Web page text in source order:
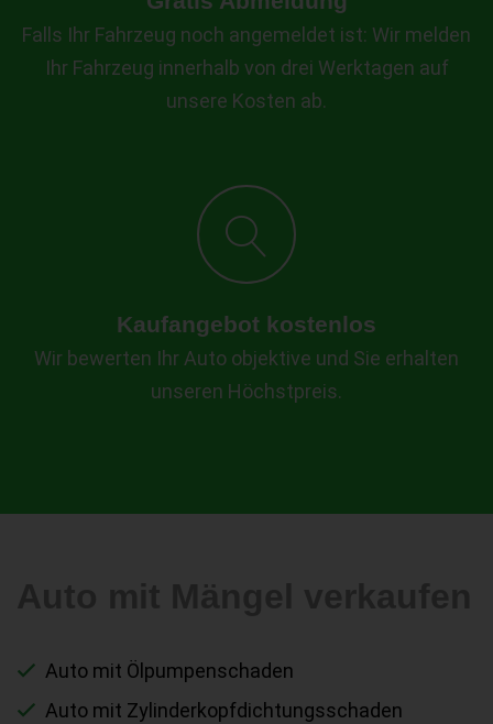
Falls Ihr Fahrzeug noch angemeldet ist: Wir melden
Ihr Fahrzeug innerhalb von drei Werktagen auf
unsere Kosten ab.
Kaufangebot kostenlos
Wir bewerten Ihr Auto objektive und Sie erhalten
unseren Höchstpreis.
Auto mit Ölpumpenschaden
Auto mit Zylinderkopfdichtungsschaden